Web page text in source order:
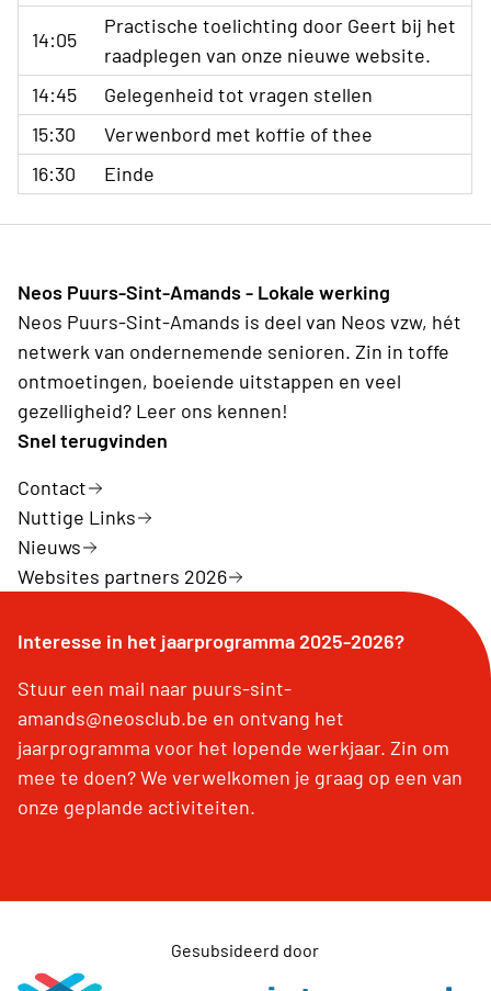
14:05
Practische toelichting door Geert bij het
raadplegen van onze nieuwe website.
14:45
Gelegenheid tot vragen stellen
15:30
Verwenbord met koffie of thee
16:30
Einde
Neos Puurs-Sint-Amands - Lokale werking
Neos Puurs-Sint-Amands is deel van Neos vzw, hét
netwerk van ondernemende senioren. Zin in toffe
ontmoetingen, boeiende uitstappen en veel
gezelligheid? Leer ons kennen!
Snel terugvinden
Contact
Nuttige Links
Nieuws
Websites partners 2026
Interesse in het jaarprogramma 2025-2026?
Stuur een mail naar puurs-sint-
amands@neosclub.be en ontvang het
jaarprogramma voor het lopende werkjaar. Zin om
mee te doen? We verwelkomen je graag op een van
onze geplande activiteiten.
Gesubsideerd door